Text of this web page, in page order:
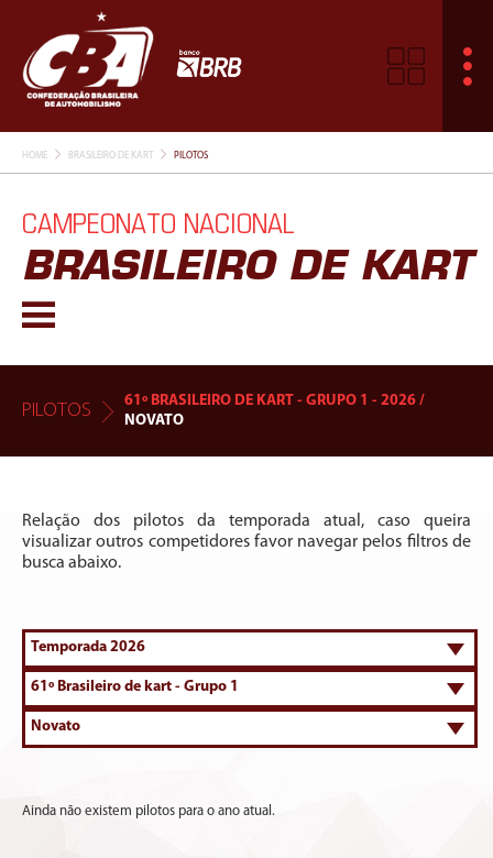
HOME BRASILEIRO DE KART PILOTOS
CAMPEONATO NACIONAL
BRASILEIRO DE KART
PILOTOS
61º BRASILEIRO DE KART - GRUPO 1 - 2026 /
NOVATO
Relação dos pilotos da temporada atual, caso queira
visualizar outros competidores favor navegar pelos filtros de
busca abaixo.
Ainda não existem pilotos para o ano atual.